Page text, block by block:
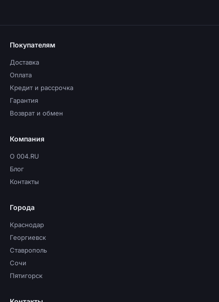
Покупателям
Доставка
Оплата
Кредит и рассрочка
Гарантия
Возврат и обмен
Компания
О 004.RU
Блог
Контакты
Города
Краснодар
Георгиевск
Ставрополь
Сочи
Пятигорск